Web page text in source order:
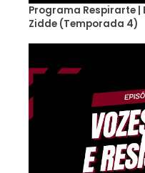
Programa Respirarte
Zidde (Temporada 4)